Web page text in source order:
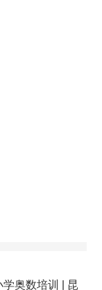
奥数培训 | 昆